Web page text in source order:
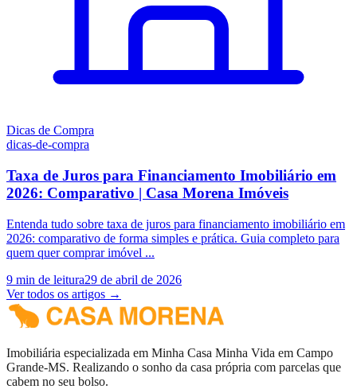
Dicas de Compra
dicas-de-compra
Taxa de Juros para Financiamento Imobiliário em
2026: Comparativo | Casa Morena Imóveis
Entenda tudo sobre taxa de juros para financiamento imobiliário em
2026: comparativo de forma simples e prática. Guia completo para
quem quer comprar imóvel ...
9 min de leitura29 de abril de 2026
Ver todos os artigos →
Imobiliária especializada em Minha Casa Minha Vida em Campo
Grande-MS. Realizando o sonho da casa própria com parcelas que
cabem no seu bolso.